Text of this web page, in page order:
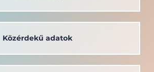
Közérdekű adatok